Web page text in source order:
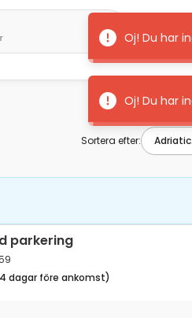
Sortera efter:
parkering
dagar före ankomst)
Plitvice K-25959